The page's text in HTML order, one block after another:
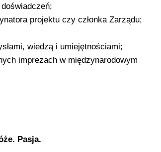
projektu czy członka Zarządu;
wiedzą i umiejętnościami;
imprezach w międzynarodowym
Pasja.